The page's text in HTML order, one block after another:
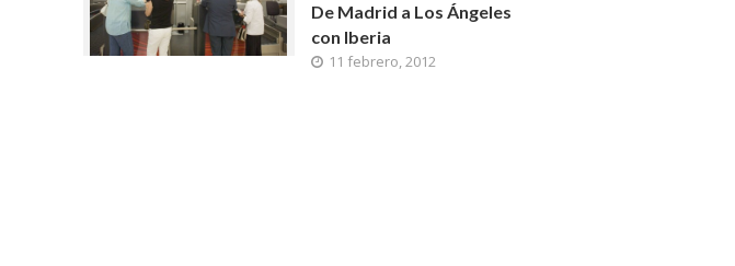
De Madrid a Los Ángeles
con Iberia
11 febrero, 2012